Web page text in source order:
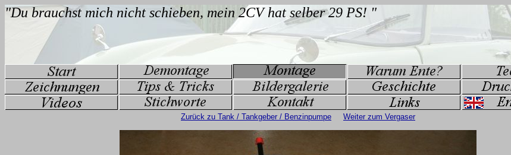
Zurück zu Tank / Tankgeber / Benzinpumpe Weiter zum Vergaser